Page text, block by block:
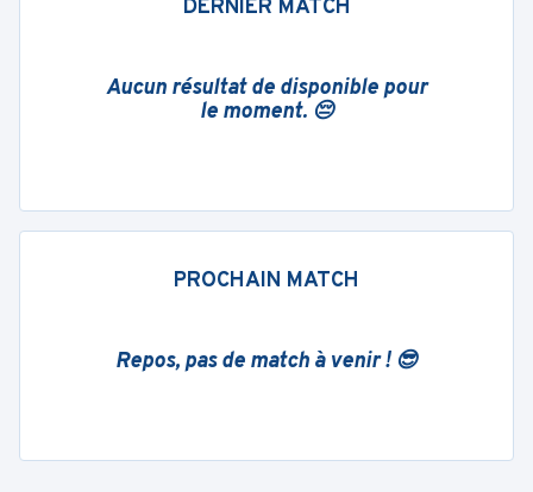
DERNIER MATCH
Aucun résultat de disponible pour
le moment. 😔
PROCHAIN MATCH
Repos, pas de match à venir ! 😎